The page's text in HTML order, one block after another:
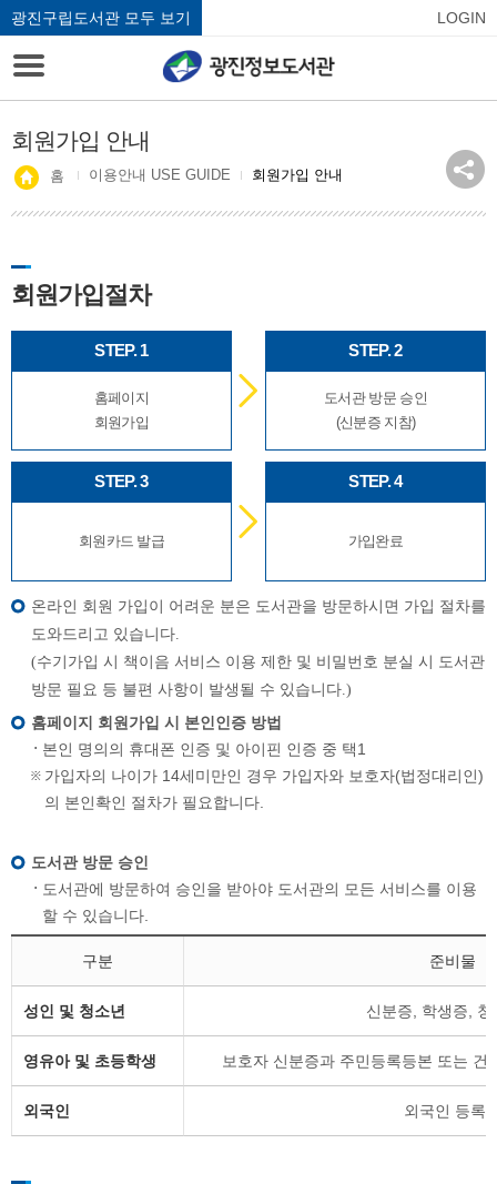
광진구립도서관 모두 보기 LOGIN
회원가입 안내
홈 이용안내 USE GUIDE 회원가입 안내
회원가입절차
STEP. 1
홈페이지
회원가입
STEP. 2
도서관 방문 승인
(신분증 지참)
STEP. 3
회원카드 발급
STEP. 4
가입완료
온라인 회원 가입이 어려운 분은 도서관을 방문하시면 가입 절차를
도와드리고 있습니다.
(수기가입 시 책이음 서비스 이용 제한 및 비밀번호 분실 시 도서관
방문 필요 등 불편 사항이 발생될 수 있습니다.)
홈페이지 회원가입 시 본인인증 방법
본인 명의의 휴대폰 인증 및 아이핀 인증 중 택1
가입자의 나이가 14세미만인 경우 가입자와 보호자(법정대리인)
의 본인확인 절차가 필요합니다.
도서관 방문 승인
도서관에 방문하여 승인을 받아야 도서관의 모든 서비스를 이용
할 수 있습니다.
구분 준비물
성인 및 청소년 신분증, 학생증, 청
영유아 및 초등학생 보호자 신분증과 주민등록등본 또는 건
외국인 외국인 등록